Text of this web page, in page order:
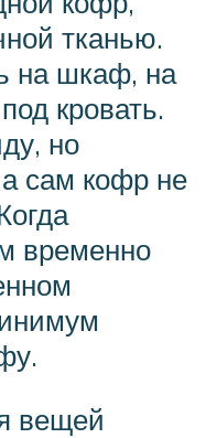
тканью.
на шкаф, на
кровать.
но
сам кофр не
временно
вещей